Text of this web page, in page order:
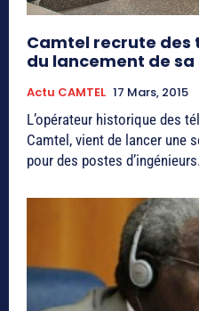
Camtel recrute des
du lancement de sa
Actu CAMTEL 17 Mars, 2015
L’opérateur historique des
Camtel, vient de lancer une
pour des postes